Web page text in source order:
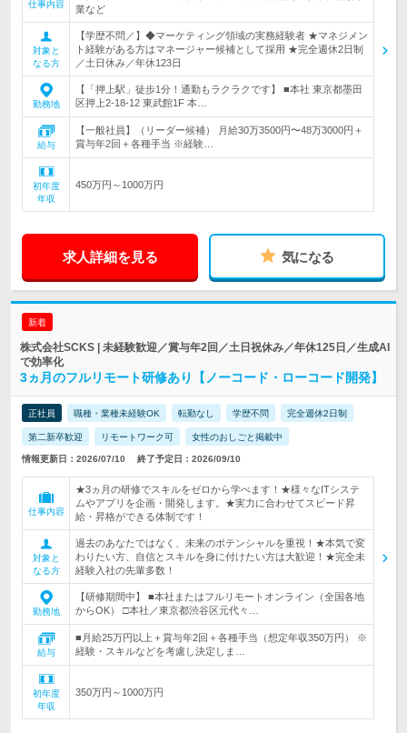
仕事内容
業など
対象と
なる方
【学歴不問／】◆マーケティング領域の実務経験者 ★マネジメン
ト経験がある方はマネージャー候補として採用 ★完全週休2日制
／土日休み／年休123日
勤務地
【「押上駅」徒歩1分！通勤もラクラクです】 ■本社 東京都墨田
区押上2-18-12 東武館1F 本…
給与
【一般社員】（リーダー候補） 月給30万3500円〜48万3000円＋
賞与年2回＋各種手当 ※経験…
初年度
年収
450万円～1000万円
求人詳細を見る 気になる
新着
株式会社SCKS | 未経験歓迎／賞与年2回／土日祝休み／年休125日／生成AI
で効率化
3ヵ月のフルリモート研修あり【ノーコード・ローコード開発】
正社員 職種・業種未経験OK 転勤なし 学歴不問 完全週休2日制
第二新卒歓迎 リモートワーク可 女性のおしごと掲載中
情報更新日：2026/07/10 終了予定日：2026/09/10
仕事内容
★3ヵ月の研修でスキルをゼロから学べます！★様々なITシステ
ムやアプリを企画・開発します。★実力に合わせてスピード昇
給・昇格ができる体制です！
対象と
なる方
過去のあなたではなく、未来のポテンシャルを重視！★本気で変
わりたい方、自信とスキルを身に付けたい方は大歓迎！★完全未
経験入社の先輩多数！
勤務地
【研修期間中】 ■本社またはフルリモートオンライン（全国各地
からOK） □本社／東京都渋谷区元代々…
給与
■月給25万円以上＋賞与年2回＋各種手当（想定年収350万円） ※
経験・スキルなどを考慮し決定しま…
初年度
年収
350万円～1000万円